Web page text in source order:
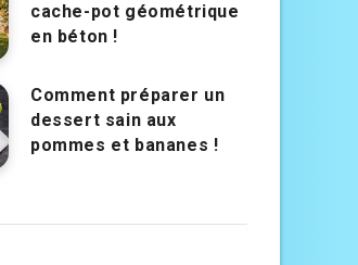
cache-pot géométrique
en béton !
Comment préparer un
dessert sain aux
pommes et bananes !